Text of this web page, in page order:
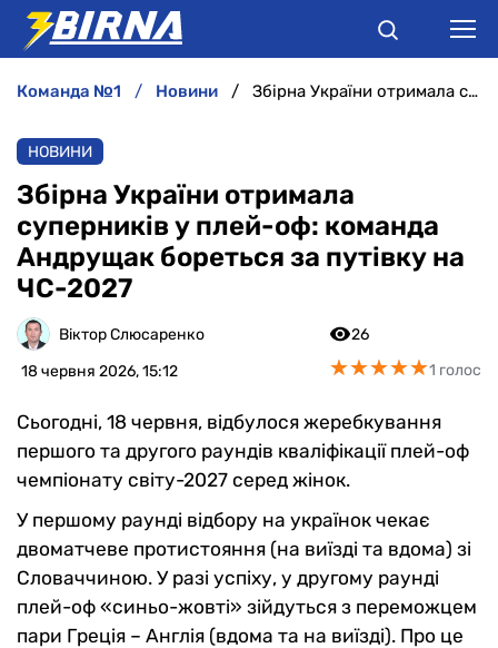
АНАЛІТИКА
ІНТЕРВ'Ю
РІЗНЕ
БУКМЕКЕРИ
команда №1 новини Збірна України отримала суперників у плей-оф: команда Андрущак бореться за путівку на ЧС-2027
НОВИНИ
Збірна України отримала
суперників у плей-оф: команда
Андрущак бореться за путівку на
ЧС-2027
Віктор Слюсаренко
18 червня 2026, 15:12
26
★★★★★
★★★★★1 голос
Сьогодні, 18 червня, відбулося жеребкування
першого та другого раундів кваліфікації плей-оф
чемпіонату світу-2027 серед жінок.
У першому раунді відбору на українок чекає
двоматчеве протистояння (на виїзді та вдома) зі
Словаччиною. У разі успіху, у другому раунді
плей-оф «синьо-жовті» зійдуться з переможцем
пари Греція – Англія (вдома та на виїзді). Про це